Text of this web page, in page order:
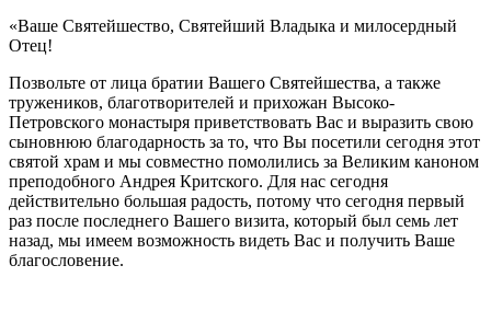
«Ваше Святейшество, Святейший Владыка и милосердный
Отец!
Позвольте от лица братии Вашего Святейшества, а также
тружеников, благотворителей и прихожан Высоко-
Петровского монастыря приветствовать Вас и выразить свою
сыновнюю благодарность за то, что Вы посетили сегодня этот
святой храм и мы совместно помолились за Великим каноном
преподобного Андрея Критского. Для нас сегодня
действительно большая радость, потому что сегодня первый
раз после последнего Вашего визита, который был семь лет
назад, мы имеем возможность видеть Вас и получить Ваше
благословение.